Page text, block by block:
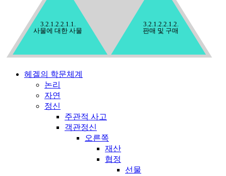
3.2.1.2.2.1.1.
사물에 대한 사물
3.2.1.2.2.1.2.
판매 및 구매
헤겔의 학문체계
논리
자연
정신
주관적 사고
객관정신
오른쪽
재산
협정
선물